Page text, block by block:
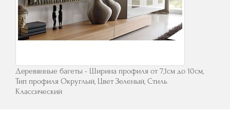
Деревянные багеты - Ширина профиля от 7,1см до 10см,
Тип профиля Округлый, Цвет Зеленый, Стиль
Классический